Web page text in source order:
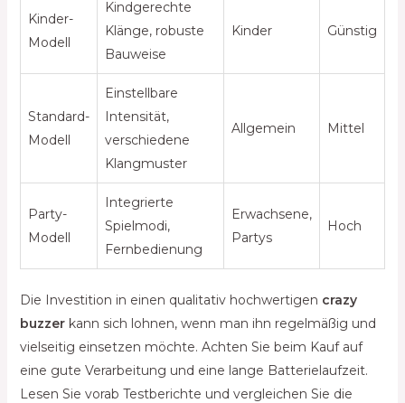
Kinder-
Modell
Kindgerechte
Klänge, robuste
Bauweise
Kinder Günstig
Standard-
Modell
Einstellbare
Intensität,
verschiedene
Klangmuster
Allgemein Mittel
Party-
Modell
Integrierte
Spielmodi,
Fernbedienung
Erwachsene,
Partys
Hoch
Die Investition in einen qualitativ hochwertigen crazy
buzzerkann sich lohnen, wenn man ihn regelmäßig und
vielseitig einsetzen möchte. Achten Sie beim Kauf auf
eine gute Verarbeitung und eine lange Batterielaufzeit.
Lesen Sie vorab Testberichte und vergleichen Sie die